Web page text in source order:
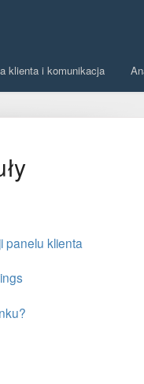
klienta i komunikacja
panelu klienta